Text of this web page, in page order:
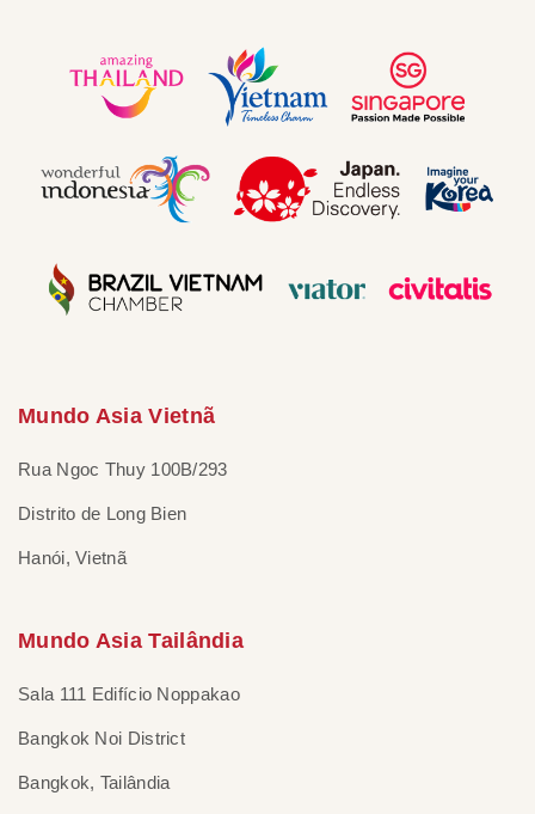
Mundo Asia Vietnã
Rua Ngoc Thuy 100B/293
Distrito de Long Bien
Hanói, Vietnã
Mundo Asia Tailândia
Sala 111 Edifício Noppakao
Bangkok Noi District
Bangkok, Tailândia